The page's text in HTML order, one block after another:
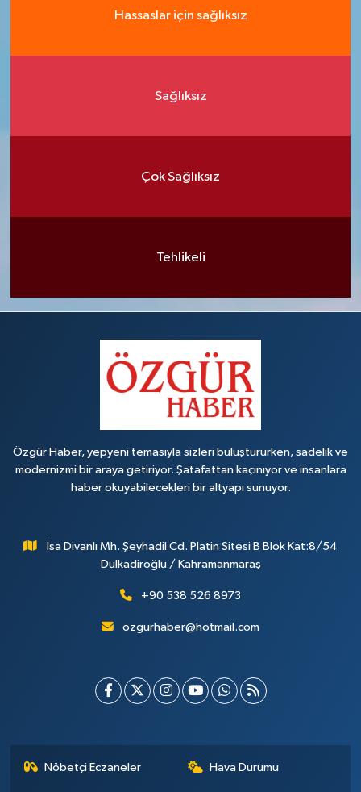
Hassaslar için sağlıksız
Sağlıksız
Çok Sağlıksız
Tehlikeli
Özgür Haber, yepyeni temasıyla sizleri buluştururken, sadelik ve
modernizmi bir araya getiriyor. Şatafattan kaçınıyor ve insanlara
haber okuyabilecekleri bir altyapı sunuyor.
İsa Divanlı Mh. Şeyhadil Cd. Platin Sitesi B Blok Kat:8/54
Dulkadiroğlu / Kahramanmaraş
+90 538 526 8973
ozgurhaber@hotmail.com
Nöbetçi Eczaneler Hava Durumu